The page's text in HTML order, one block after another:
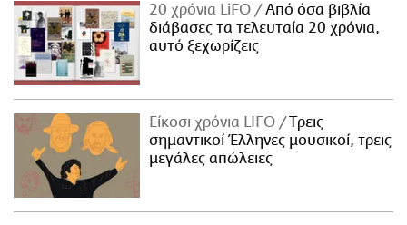
20 χρόνια LiFO
Από όσα βιβλία
διάβασες τα τελευταία 20 χρόνια,
αυτό ξεχωρίζεις
Είκοσι χρόνια LIFO
Tρεις
σημαντικοί Έλληνες μουσικοί, τρεις
μεγάλες απώλειες